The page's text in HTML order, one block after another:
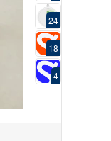
24
18
4